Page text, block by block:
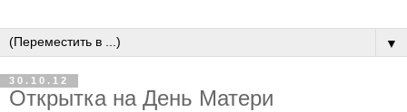
▼
30.10.12
Открытка на День Матери